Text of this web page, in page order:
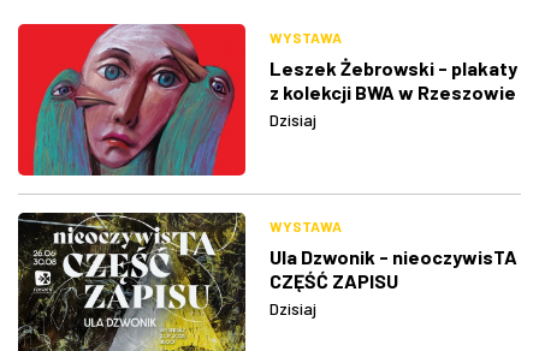
WYSTAWA
Leszek Żebrowski - plakaty
z kolekcji BWA w Rzeszowie
Dzisiaj
WYSTAWA
Ula Dzwonik - nieoczywisTA
CZĘŚĆ ZAPISU
Dzisiaj